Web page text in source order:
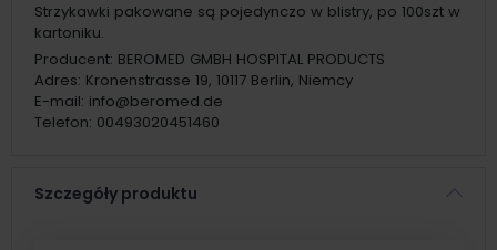
Strzykawki pakowane są pojedynczo w blistry, po 100szt w
kartoniku.
Producent: BEROMED GMBH HOSPITAL PRODUCTS
Adres: Kronenstrasse 19, 10117 Berlin, Niemcy
E-mail: info@beromed.de
Telefon: 00493020451460
Szczegóły produktu